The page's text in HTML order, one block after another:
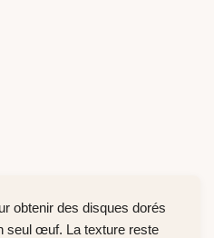
obtenir des disques dorés
seul œuf. La texture reste